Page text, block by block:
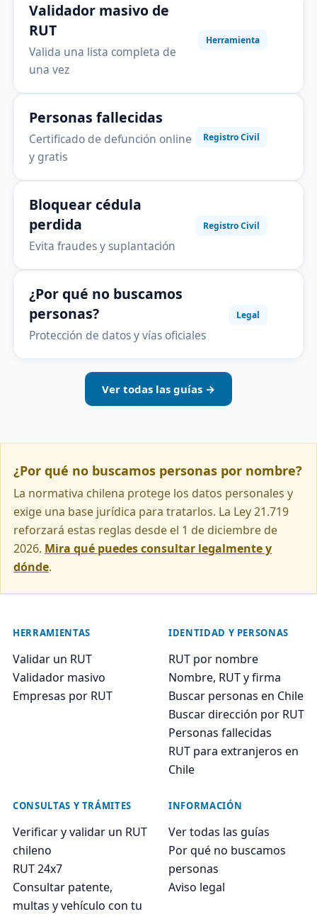
Validador masivo de
RUT
Valida una lista completa de
una vez
Herramienta
Personas fallecidas
Certificado de defunción online
y gratis
Registro Civil
Bloquear cédula
perdida
Evita fraudes y suplantación
Registro Civil
¿Por qué no buscamos
personas?
Protección de datos y vías oficiales
Legal
Ver todas las guías →
¿Por qué no buscamos personas por nombre?
La normativa chilena protege los datos personales y
exige una base jurídica para tratarlos. La Ley 21.719
reforzará estas reglas desde el 1 de diciembre de
2026. Mira qué puedes consultar legalmente y
dónde.
HERRAMIENTAS
Validar un RUT
Validador masivo
Empresas por RUT
IDENTIDAD Y PERSONAS
RUT por nombre
Nombre, RUT y firma
Buscar personas en Chile
Buscar dirección por RUT
Personas fallecidas
RUT para extranjeros en
Chile
CONSULTAS Y TRÁMITES
Verificar y validar un RUT
chileno
RUT 24x7
Consultar patente,
multas y vehículo con tu
INFORMACIÓN
Ver todas las guías
Por qué no buscamos
personas
Aviso legal